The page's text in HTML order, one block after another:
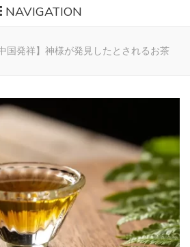
NAVIGATION
中国発祥】神様が発見したとされるお茶